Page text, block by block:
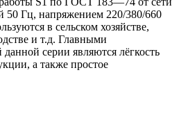
50 Гц, напряжением 220/380/660
в сельском хозяйстве,
и т.д. Главными
серии являются лёгкость
а также простое